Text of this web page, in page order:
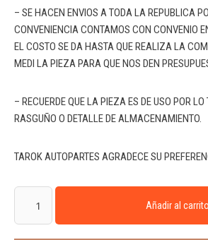
– SE HACEN ENVIOS A TODA LA REPUBLICA
CONVENIENCIA CONTAMOS CON CONVENIO
EL COSTO SE DA HASTA QUE REALIZA LA
MEDI LA PIEZA PARA QUE NOS DEN
– RECUERDE QUE LA PIEZA ES DE USO POR
RASGUÑO O DETALLE DE ALMACENAMIENTO.
TAROK AUTOPARTES AGRADECE SU
Añadir al carrito